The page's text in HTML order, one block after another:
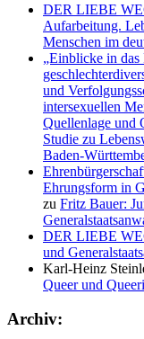
DER LIEBE
Aufarbeitung.
Menschen im
„Einblicke in das
und
intersexuellen
Quellenlage und
Studie zu
Baden-
Ehrungsform in
zu Fritz Bauer:
DER LIEBE
und
Karl-Heinz
Queer und
Archiv: